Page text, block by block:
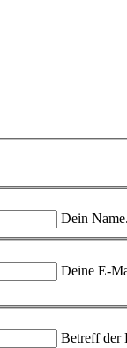
Dein
Deine E-
Betreff der